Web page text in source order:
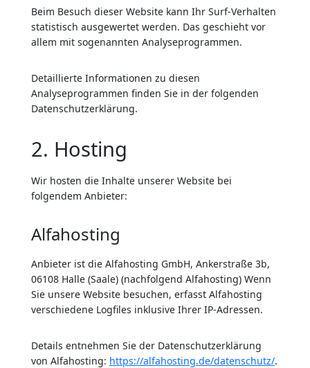
Beim Besuch dieser Website kann Ihr Surf-Verhalten
statistisch ausgewertet werden. Das geschieht vor
allem mit sogenannten Analyseprogrammen.
Detaillierte Informationen zu diesen
Analyseprogrammen finden Sie in der folgenden
Datenschutzerklärung.
2. Hosting
Wir hosten die Inhalte unserer Website bei
folgendem Anbieter:
Alfahosting
Anbieter ist die Alfahosting GmbH, Ankerstraße 3b,
06108 Halle (Saale) (nachfolgend Alfahosting) Wenn
Sie unsere Website besuchen, erfasst Alfahosting
verschiedene Logfiles inklusive Ihrer IP-Adressen.
Details entnehmen Sie der Datenschutzerklärung
von Alfahosting: https://alfahosting.de/datenschutz/.